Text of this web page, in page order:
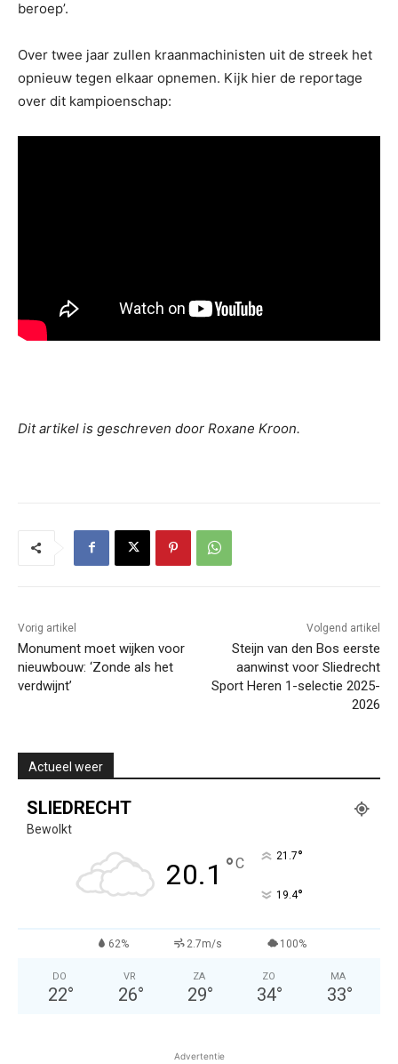
beroep’.
Over twee jaar zullen kraanmachinisten uit de streek het
opnieuw tegen elkaar opnemen. Kijk hier de reportage
over dit kampioenschap:
Dit artikel is geschreven door Roxane Kroon.
Vorig artikel
Monument moet wijken voor
nieuwbouw: ‘Zonde als het
verdwijnt’
Volgend artikel
Steijn van den Bos eerste
aanwinst voor Sliedrecht
Sport Heren 1-selectie 2025-
2026
Actueel weer
SLIEDRECHT
Bewolkt
20.1 °C 21.7°
19.4°
62% 2.7m/s 100%
DO
22°
VR
26°
ZA
29°
ZO
34°
MA
33°
Advertentie